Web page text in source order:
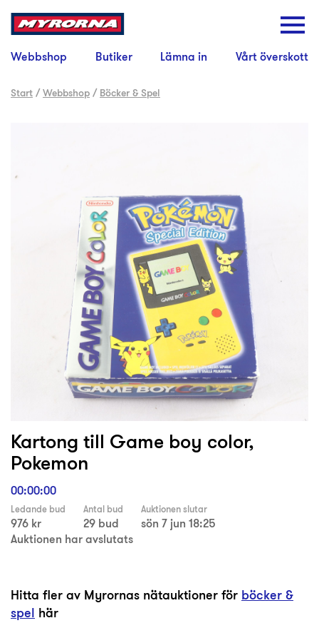
Webbshop Butiker Lämna in Vårt överskott
Start /Webbshop / Böcker & Spel
Kartong till Game boy color,
Pokemon
00:00:00
Ledande bud
976 kr
Antal bud
29 bud
Auktionen slutar
sön 7 jun 18:25
Auktionen har avslutats
Hitta fler av Myrornas nätauktioner för böcker &
spel här